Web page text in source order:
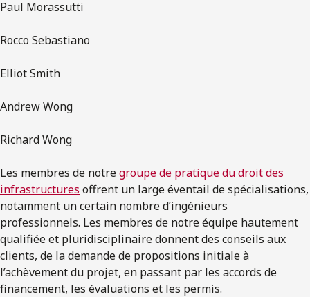
Paul Morassutti
Rocco Sebastiano
Elliot Smith
Andrew Wong
Richard Wong
Les membres de notregroupe de pratique du droit des
infrastructures offrent un large éventail de spécialisations,
notamment un certain nombre d’ingénieurs
professionnels. Les membres de notre équipe hautement
qualifiée et pluridisciplinaire donnent des conseils aux
clients, de la demande de propositions initiale à
l’achèvement du projet, en passant par les accords de
financement, les évaluations et les permis.